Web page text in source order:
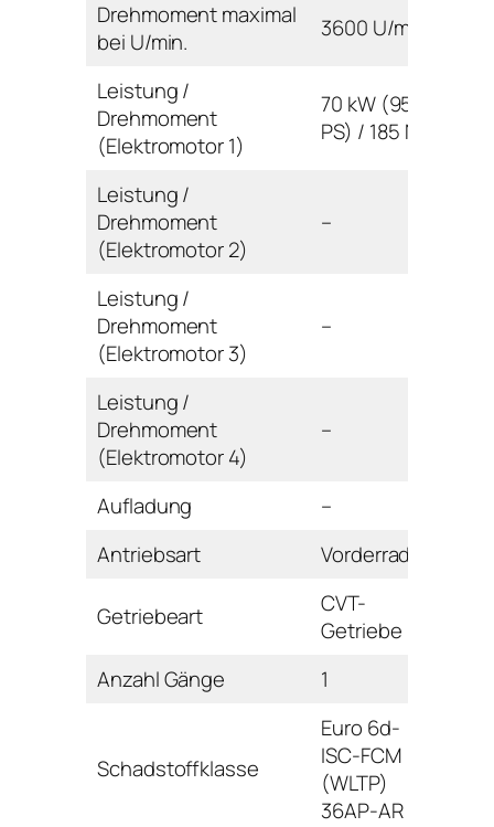
Drehmoment maximal
bei U/min.
3600 U/min
Leistung /
Drehmoment
(Elektromotor 1)
70 kW (95
PS) / 185 Nm
Leistung /
Drehmoment
(Elektromotor 2)
–
Leistung /
Drehmoment
(Elektromotor 3)
–
Leistung /
Drehmoment
(Elektromotor 4)
–
Aufladung
–
Antriebsart
Vorderrad
Getriebeart
CVT-
Getriebe
Anzahl Gänge
1
Schadstoffklasse
Euro 6d-
ISC-FCM
(WLTP)
36AP-AR